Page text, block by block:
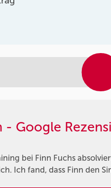
Google
bei Finn Fuchs
Ich fand, dass Finn den